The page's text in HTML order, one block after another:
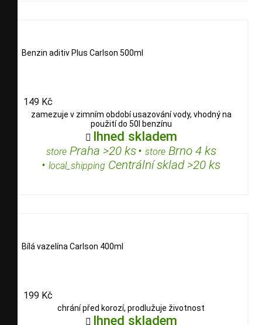
Benzin aditiv Plus Carlson 500ml
149 Kč
zamezuje v zimním období usazování vody, vhodný na
použití do 50l benzínu
 Ihned skladem
storePraha >20 ks• storeBrno 4 ks
• local_shipping Centrální sklad >20 ks
Bílá vazelína Carlson 400ml
199 Kč
chrání před korozí, prodlužuje životnost
 Ihned skladem